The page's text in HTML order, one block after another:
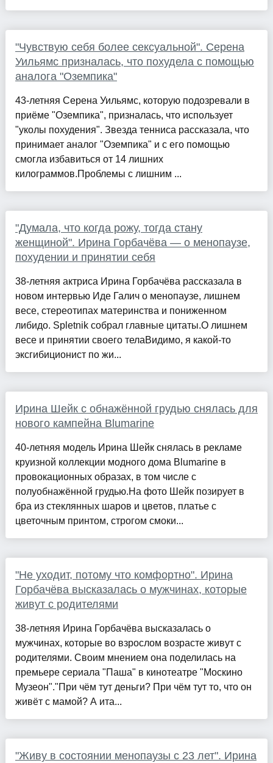
"Чувствую себя более сексуальной". Серена
Уильямс призналась, что похудела с помощью
аналога "Оземпика"
43-летняя Серена Уильямс, которую подозревали в
приёме "Оземпика", призналась, что использует
"уколы похудения". Звезда тенниса рассказала, что
принимает аналог "Оземпика" и с его помощью
смогла избавиться от 14 лишних
килограммов.Проблемы с лишним ...
"Думала, что когда рожу, тогда стану
женщиной". Ирина Горбачёва — о менопаузе,
похудении и принятии себя
38-летняя актриса Ирина Горбачёва рассказала в
новом интервью Иде Галич о менопаузе, лишнем
весе, стереотипах материнства и пониженном
либидо. Spletnik собрал главные цитаты.О лишнем
весе и принятии своего телаВидимо, я какой-то
эксгибиционист по жи...
Ирина Шейк с обнажённой грудью снялась для
нового кампейна Blumarine
40-летняя модель Ирина Шейк снялась в рекламе
круизной коллекции модного дома Blumarine в
провокационных образах, в том числе с
полуобнажённой грудью.На фото Шейк позирует в
бра из стеклянных шаров и цветов, платье с
цветочным принтом, строгом смоки...
"Не уходит, потому что комфортно". Ирина
Горбачёва высказалась о мужчинах, которые
живут с родителями
38-летняя Ирина Горбачёва высказалась о
мужчинах, которые во взрослом возрасте живут с
родителями. Своим мнением она поделилась на
премьере сериала "Паша" в кинотеатре "Москино
Музеон"."При чём тут деньги? При чём тут то, что он
живёт с мамой? А ита...
"Живу в состоянии менопаузы с 23 лет". Ирина